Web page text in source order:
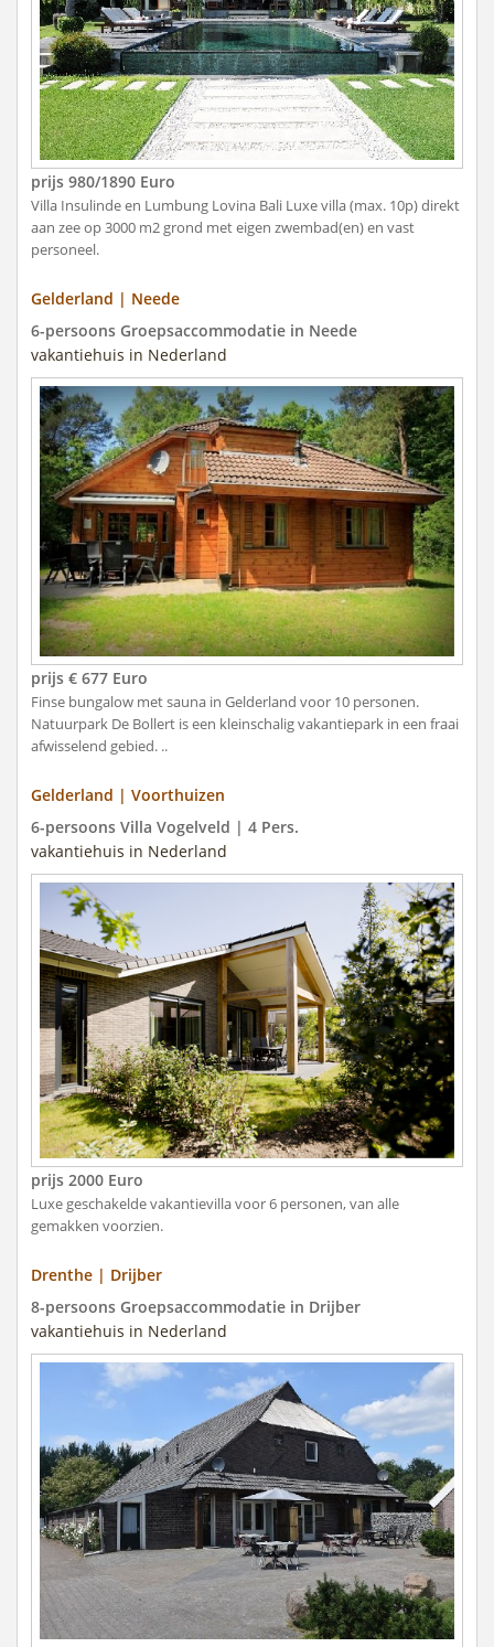
prijs 980/1890 Euro
Villa Insulinde en Lumbung Lovina Bali Luxe villa (max. 10p) direkt
aan zee op 3000 m2 grond met eigen zwembad(en) en vast
personeel.
Gelderland | Neede
6-persoons Groepsaccommodatie in Neede
vakantiehuis in Nederland
prijs € 677 Euro
Finse bungalow met sauna in Gelderland voor 10 personen.
Natuurpark De Bollert is een kleinschalig vakantiepark in een fraai
afwisselend gebied. ..
Gelderland | Voorthuizen
6-persoons Villa Vogelveld | 4 Pers.
vakantiehuis in Nederland
prijs 2000 Euro
Luxe geschakelde vakantievilla voor 6 personen, van alle
gemakken voorzien.
Drenthe | Drijber
8-persoons Groepsaccommodatie in Drijber
vakantiehuis in Nederland